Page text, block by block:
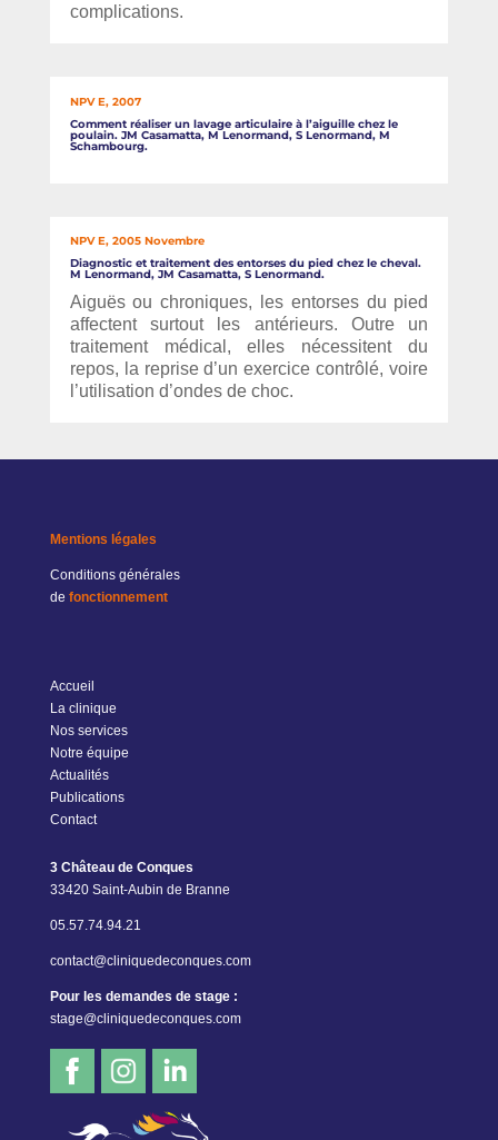
complications.
NPV E, 2007
Comment réaliser un lavage articulaire à l’aiguille chez le
poulain. JM Casamatta, M Lenormand, S Lenormand, M
Schambourg.
NPV E, 2005 Novembre
Diagnostic et traitement des entorses du pied chez le cheval.
M Lenormand, JM Casamatta, S Lenormand.
Aiguës ou chroniques, les entorses du pied
affectent surtout les antérieurs. Outre un
traitement médical, elles nécessitent du
repos, la reprise d’un exercice contrôlé, voire
l’utilisation d’ondes de choc.
Mentions légales
Conditions générales
de fonctionnement
Accueil
La clinique
Nos services
Notre équipe
Actualités
Publications
Contact
3 Château de Conques
33420 Saint-Aubin de Branne
05.57.74.94.21
contact@cliniquedeconques.com
Pour les demandes de stage :
stage@cliniquedeconques.com